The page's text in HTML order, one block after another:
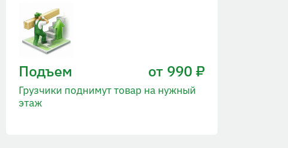
Подъем от 990 ₽
Грузчики поднимут товар на нужный
этаж